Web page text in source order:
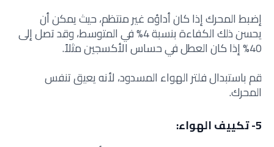
إضبط المحرك إذا كان أداؤه غير منتظم، حيث يمكن أن
يحسن ذلك الكفاءة بنسبة 4% في المتوسط، وقد تصل إلى
40% إذا كان العطل في حساس الأكسجين مثلاً.
قم باستبدال فلتر الهواء المسدود، لأنه يعيق تنفس
المحرك.
5- تكييف الهواء: